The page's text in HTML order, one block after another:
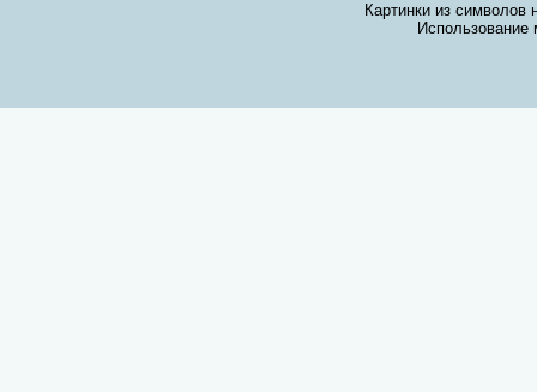
Картинки из символов
Использование